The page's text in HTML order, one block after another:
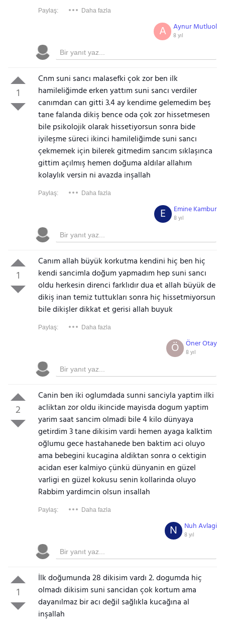
Paylaş: Daha fazla
Aynur Mutluol
8 yıl
A
1
Cnm suni sancı malasefki çok zor ben ilk
hamileliğimde erken yattım suni sancı verdiler
canımdan can gitti 3.4 ay kendime gelemedim beş
tane falanda dikiş bence oda çok zor hissetmesen
bile psikolojik olarak hissetiyorsun sonra bide
iyileşme süreci ikinci hamileliğimde suni sancı
çekmemek için bilerek gitmedim sancım sıklaşınca
gittim açılmış hemen doğuma aldılar allahım
kolaylık versin ni avazda inşallah
Paylaş: Daha fazla
Emine Kambur
8 yıl
E
1
Canım allah büyük korkutma kendini hiç ben hiç
kendi sancimla doğum yapmadım hep suni sancı
oldu herkesin direnci farklıdır dua et allah büyük de
dikiş inan temiz tuttukları sonra hiç hissetmiyorsun
bile dikişler dikkat et gerisi allah buyuk
Paylaş: Daha fazla
Öner Otay
8 yıl
Ö
2
Canin ben iki oglumdada sunni sanciyla yaptim ilki
acliktan zor oldu ikincide mayisda dogum yaptim
yarim saat sancim olmadi bile 4 kilo dünyaya
getirdim 3 tane dikisim vardi hemen ayaga kalktim
oğlumu gece hastahanede ben baktim aci oluyo
ama bebegini kucagina aldiktan sonra o cektigin
acidan eser kalmiyo çünkü dünyanin en güzel
varligi en güzel kokusu senin kollarinda oluyo
Rabbim yardimcin olsun insallah
Paylaş: Daha fazla
Nuh Avlagi
8 yıl
N
1
İlk doğumunda 28 dikisim vardı 2. dogumda hiç
olmadı dikisim suni sancidan çok kortum ama
dayanılmaz bir acı değil sağlıkla kucağına al
inşallah